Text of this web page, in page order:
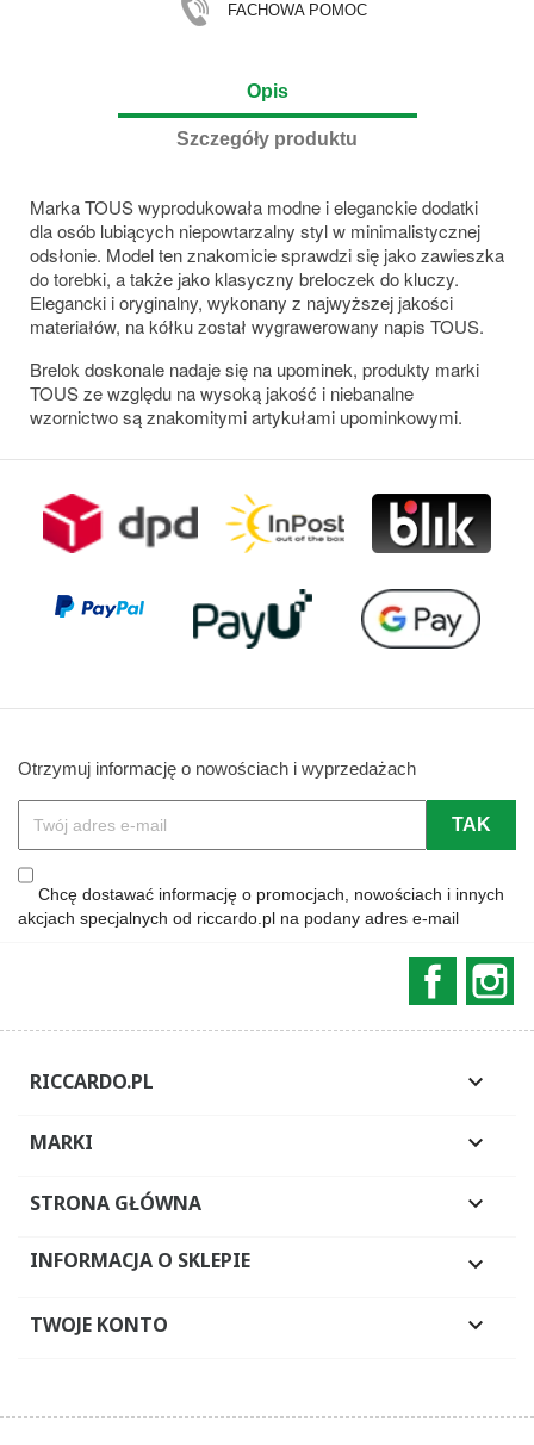
FACHOWA POMOC
Opis
Szczegóły produktu
Marka TOUS wyprodukowała modne i eleganckie dodatki
dla osób lubiących niepowtarzalny styl w minimalistycznej
odsłonie. Model ten znakomicie sprawdzi się jako zawieszka
do torebki, a także jako klasyczny breloczek do kluczy.
Elegancki i oryginalny, wykonany z najwyższej jakości
materiałów, na kółku został wygrawerowany napis TOUS.
Brelok doskonale nadaje się na upominek, produkty marki
TOUS ze względu na wysoką jakość i niebanalne
wzornictwo są znakomitymi artykułami upominkowymi.
Otrzymuj informację o nowościach i wyprzedażach
Chcę dostawać informację o promocjach, nowościach i innych
akcjach specjalnych od riccardo.pl na podany adres e-mail
RICCARDO.PL 
MARKI 
STRONA GŁÓWNA 
INFORMACJA O SKLEPIE 
TWOJE KONTO 